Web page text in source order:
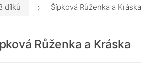
dílků Šípková Růženka a Kráska
Růženka a Kráska